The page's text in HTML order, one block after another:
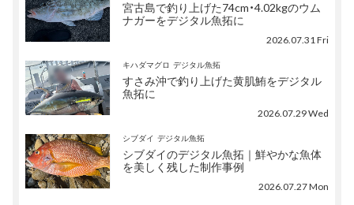
宮古島で釣り上げた74cm・4.02kgのウム
ナガーをデジタル魚拓に
2026.07.31 Fri
キハダマグロ デジタル魚拓
すさみ沖で釣り上げた黄肌鮪をデジタル
魚拓に
2026.07.29 Wed
シブダイ デジタル魚拓
シブダイのデジタル魚拓｜鮮やかな魚体
を美しく残した制作事例
2026.07.27 Mon